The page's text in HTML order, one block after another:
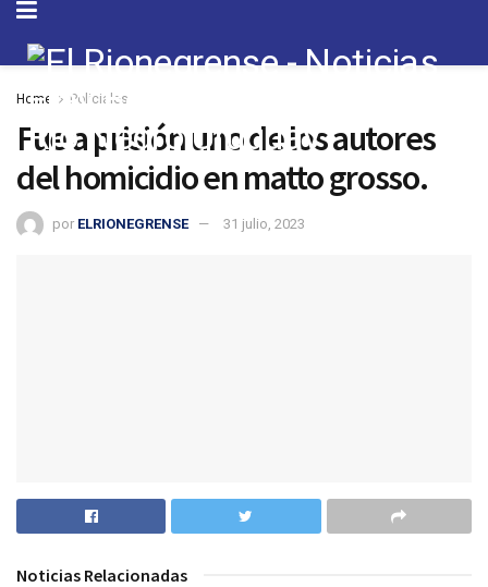
Home Policiales
Fue a prisión uno de los autores
del homicidio en matto grosso.
por ELRIONEGRENSE 31 julio, 2023
Noticias Relacionadas